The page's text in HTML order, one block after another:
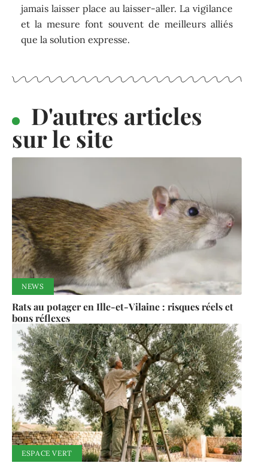
jamais laisser place au laisser-aller. La vigilance
et la mesure font souvent de meilleurs alliés
que la solution expresse.
D'autres articles
sur le site
NEWS
Rats au potager en Ille-et-Vilaine : risques réels et
bons réflexes
ESPACE VERT